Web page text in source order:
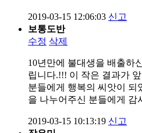
2019-03-15 12:06:03 신고
보통도반
수정 삭제
10년만에 불대생을 배출하
립니다.!!! 이 작은 결과가
분들에게 행복의 씨앗이 되
을 나누어주신 분들에게 감
2019-03-15 10:13:19 신고